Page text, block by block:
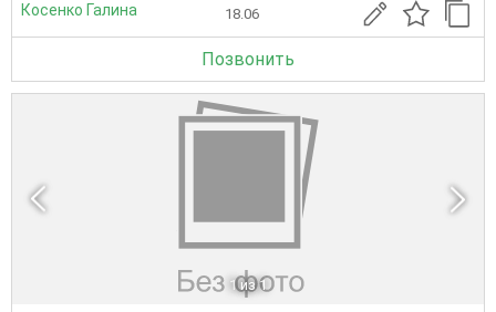
Косенко Галина 18.06
Позвонить
1 из 1